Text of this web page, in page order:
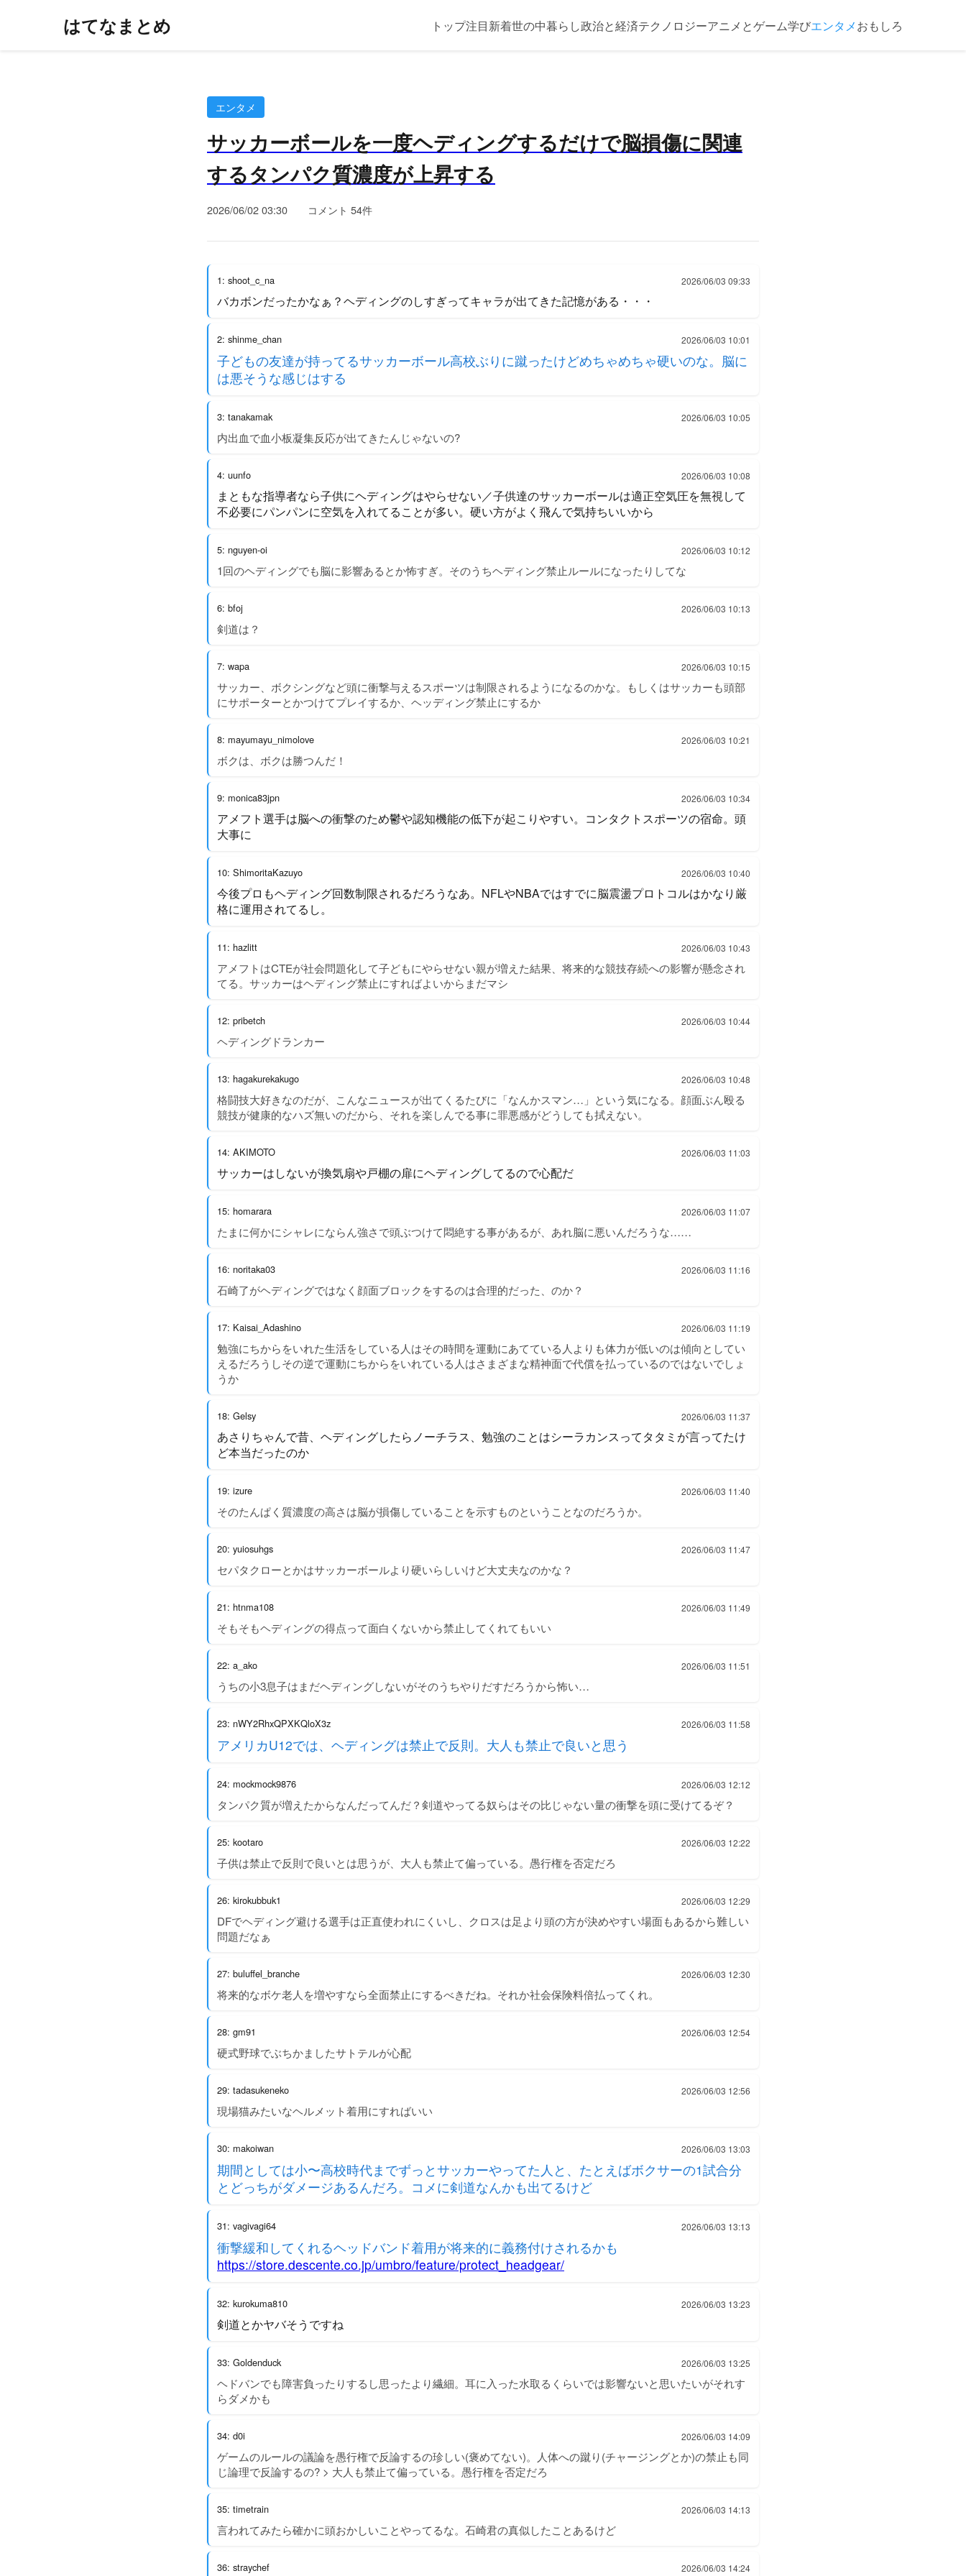
はてなまとめ トップ注目新着世の中暮らし政治と経済テクノロジーアニメとゲーム学びエンタメおもしろ
エンタメ
サッカーボールを一度ヘディングするだけで脳損傷に関連
するタンパク質濃度が上昇する
2026/06/02 03:30 コメント 54件
1: shoot_c_na 2026/06/03 09:33
バカボンだったかなぁ？ヘディングのしすぎってキャラが出てきた記憶がある・・・
2: shinme_chan 2026/06/03 10:01
子どもの友達が持ってるサッカーボール高校ぶりに蹴ったけどめちゃめちゃ硬いのな。脳に
は悪そうな感じはする
3: tanakamak 2026/06/03 10:05
内出血で血小板凝集反応が出てきたんじゃないの?
4: uunfo 2026/06/03 10:08
まともな指導者なら子供にヘディングはやらせない／子供達のサッカーボールは適正空気圧を無視して
不必要にパンパンに空気を入れてることが多い。硬い方がよく飛んで気持ちいいから
5: nguyen-oi 2026/06/03 10:12
1回のヘディングでも脳に影響あるとか怖すぎ。そのうちヘディング禁止ルールになったりしてな
6: bfoj 2026/06/03 10:13
剣道は？
7: wapa 2026/06/03 10:15
サッカー、ボクシングなど頭に衝撃与えるスポーツは制限されるようになるのかな。もしくはサッカーも頭部
にサポーターとかつけてプレイするか、ヘッディング禁止にするか
8: mayumayu_nimolove 2026/06/03 10:21
ボクは、ボクは勝つんだ！
9: monica83jpn 2026/06/03 10:34
アメフト選手は脳への衝撃のため鬱や認知機能の低下が起こりやすい。コンタクトスポーツの宿命。頭
大事に
10: ShimoritaKazuyo 2026/06/03 10:40
今後プロもヘディング回数制限されるだろうなあ。NFLやNBAではすでに脳震盪プロトコルはかなり厳
格に運用されてるし。
11: hazlitt 2026/06/03 10:43
アメフトはCTEが社会問題化して子どもにやらせない親が増えた結果、将来的な競技存続への影響が懸念され
てる。サッカーはヘディング禁止にすればよいからまだマシ
12: pribetch 2026/06/03 10:44
ヘディングドランカー
13: hagakurekakugo 2026/06/03 10:48
格闘技大好きなのだが、こんなニュースが出てくるたびに「なんかスマン…」という気になる。顔面ぶん殴る
競技が健康的なハズ無いのだから、それを楽しんでる事に罪悪感がどうしても拭えない。
14: AKIMOTO 2026/06/03 11:03
サッカーはしないが換気扇や戸棚の扉にヘディングしてるので心配だ
15: homarara 2026/06/03 11:07
たまに何かにシャレにならん強さで頭ぶつけて悶絶する事があるが、あれ脳に悪いんだろうな……
16: noritaka03 2026/06/03 11:16
石崎了がヘディングではなく顔面ブロックをするのは合理的だった、のか？
17: Kaisai_Adashino 2026/06/03 11:19
勉強にちからをいれた生活をしている人はその時間を運動にあてている人よりも体力が低いのは傾向としてい
えるだろうしその逆で運動にちからをいれている人はさまざまな精神面で代償を払っているのではないでしょ
うか
18: Gelsy 2026/06/03 11:37
あさりちゃんで昔、ヘディングしたらノーチラス、勉強のことはシーラカンスってタタミが言ってたけ
ど本当だったのか
19: izure 2026/06/03 11:40
そのたんぱく質濃度の高さは脳が損傷していることを示すものということなのだろうか。
20: yuiosuhgs 2026/06/03 11:47
セパタクローとかはサッカーボールより硬いらしいけど大丈夫なのかな？
21: htnma108 2026/06/03 11:49
そもそもヘディングの得点って面白くないから禁止してくれてもいい
22: a_ako 2026/06/03 11:51
うちの小3息子はまだヘディングしないがそのうちやりだすだろうから怖い…
23: nWY2RhxQPXKQloX3z 2026/06/03 11:58
アメリカU12では、ヘディングは禁止で反則。大人も禁止で良いと思う
24: mockmock9876 2026/06/03 12:12
タンパク質が増えたからなんだってんだ？剣道やってる奴らはその比じゃない量の衝撃を頭に受けてるぞ？
25: kootaro 2026/06/03 12:22
子供は禁止で反則で良いとは思うが、大人も禁止て偏っている。愚行権を否定だろ
26: kirokubbuk1 2026/06/03 12:29
DFでヘディング避ける選手は正直使われにくいし、クロスは足より頭の方が決めやすい場面もあるから難しい
問題だなぁ
27: buluffel_branche 2026/06/03 12:30
将来的なボケ老人を増やすなら全面禁止にするべきだね。それか社会保険料倍払ってくれ。
28: gm91 2026/06/03 12:54
硬式野球でぶちかましたサトテルが心配
29: tadasukeneko 2026/06/03 12:56
現場猫みたいなヘルメット着用にすればいい
30: makoiwan 2026/06/03 13:03
期間としては小〜高校時代までずっとサッカーやってた人と、たとえばボクサーの1試合分
とどっちがダメージあるんだろ。コメに剣道なんかも出てるけど
31: vagivagi64 2026/06/03 13:13
衝撃緩和してくれるヘッドバンド着用が将来的に義務付けされるかも
https://store.descente.co.jp/umbro/feature/protect_headgear/
32: kurokuma810 2026/06/03 13:23
剣道とかヤバそうですね
33: Goldenduck 2026/06/03 13:25
ヘドバンでも障害負ったりするし思ったより繊細。耳に入った水取るくらいでは影響ないと思いたいがそれす
らダメかも
34: d0i 2026/06/03 14:09
ゲームのルールの議論を愚行権で反論するの珍しい(褒めてない)。人体への蹴り(チャージングとか)の禁止も同
じ論理で反論するの? > 大人も禁止て偏っている。愚行権を否定だろ
35: timetrain 2026/06/03 14:13
言われてみたら確かに頭おかしいことやってるな。石崎君の真似したことあるけど
36: straychef 2026/06/03 14:24